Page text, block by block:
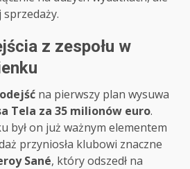
z zespołu w
na pierwszy plan wysuwa
Tela za 35 milionów euro.
był on już ważnym elementem
przyniosła klubowi znaczne
Sané, który odszedł na